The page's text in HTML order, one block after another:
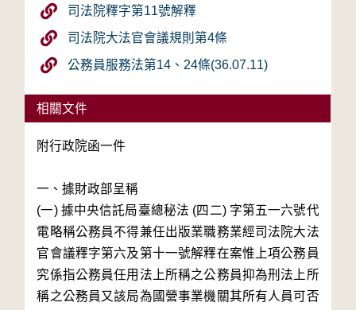
司法院釋字第11號解釋
司法院大法官會議規則第4條
公務員服務法第14、24條(36.07.11)
相關文件
附行政院函一件
一、據財政部呈稱
(一) 據中央信託局臺總秘法 (四二) 字第五一六號代
電略稱公務員不得兼任出版業職務業經司法院大法
官會議釋字第六及第十一號解釋在案惟上項公務員
究係指公務員任用法上所稱之公務員抑為刑法上所
稱之公務員又該局為國營事業機關其所有人員可否